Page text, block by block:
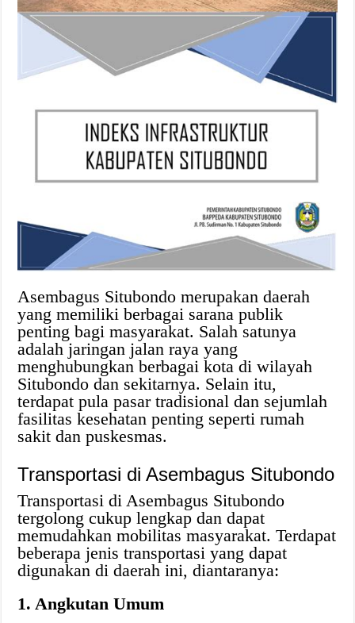
Asembagus Situbondo merupakan daerah
yang memiliki berbagai sarana publik
penting bagi masyarakat. Salah satunya
adalah jaringan jalan raya yang
menghubungkan berbagai kota di wilayah
Situbondo dan sekitarnya. Selain itu,
terdapat pula pasar tradisional dan sejumlah
fasilitas kesehatan penting seperti rumah
sakit dan puskesmas.
Transportasi di Asembagus Situbondo
Transportasi di Asembagus Situbondo
tergolong cukup lengkap dan dapat
memudahkan mobilitas masyarakat. Terdapat
beberapa jenis transportasi yang dapat
digunakan di daerah ini, diantaranya:
1. Angkutan Umum